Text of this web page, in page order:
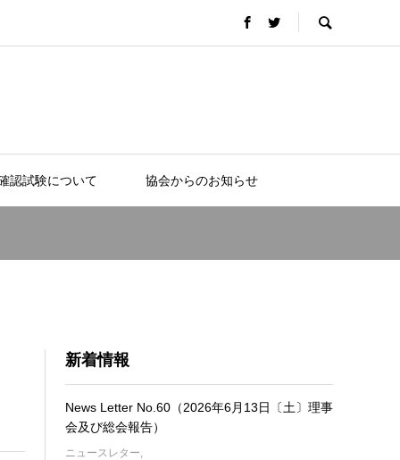
認試験について 協会からのお知らせ
新着情報
News Letter No.60（2026年6月13日〔土〕理事
会及び総会報告）
ニュースレター